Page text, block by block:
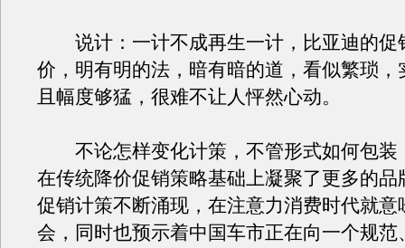
说计：一计不成再生一计，比亚迪的促
价，明有明的法，暗有暗的道，看似繁琐，
且幅度够猛，很难不让人怦然心动。
不论怎样变化计策，不管形式如何包装
在传统降价促销策略基础上凝聚了更多的品
促销计策不断涌现，在注意力消费时代就意
会，同时也预示着中国车市正在向一个规范